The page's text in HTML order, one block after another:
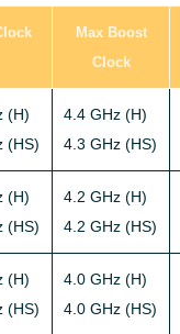
Max Boost
Clock
(H)
(HS)
4.4 GHz (H)
4.3 GHz (HS)
(H)
(HS)
4.2 GHz (H)
4.2 GHz (HS)
(H)
(HS)
4.0 GHz (H)
4.0 GHz (HS)